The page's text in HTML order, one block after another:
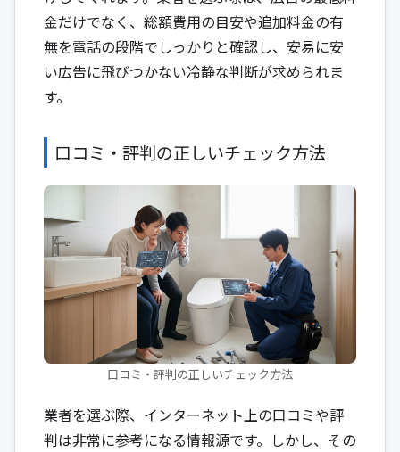
金だけでなく、総額費用の目安や追加料金の有
無を電話の段階でしっかりと確認し、安易に安
い広告に飛びつかない冷静な判断が求められま
す。
口コミ・評判の正しいチェック方法
口コミ・評判の正しいチェック方法
業者を選ぶ際、インターネット上の口コミや評
判は非常に参考になる情報源です。しかし、その